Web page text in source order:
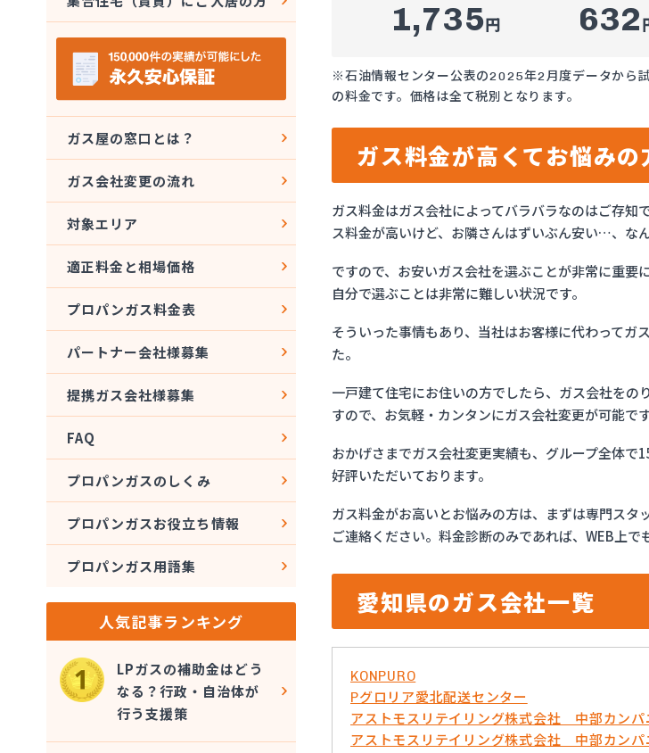
1,735円 632
※石油情報センター公表の2025年2月度データから
の料金です。価格は全て税別となります。
ガス料金が高くてお悩みの
ガス料金はガス会社によってバラバラなのはご存
ス料金が高いけど、お隣さんはずいぶん安い…、な
ですので、お安いガス会社を選ぶことが非常に重
自分で選ぶことは非常に難しい状況です。
そういった事情もあり、当社はお客様に代わって
た。
一戸建て住宅にお住いの方でしたら、ガス会社を
すので、お気軽・カンタンにガス会社変更が可能です
おかげさまでガス会社変更実績も、グループ全体
好評いただいております。
ガス料金がお高いとお悩みの方は、まずは専門ス
ご連絡ください。料金診断のみであれば、WEB上で
愛知県のガス会社一覧
KONPURO
Pグロリア愛北配送センター
アストモスリテイリング株式会社 中部カン
アストモスリテイリング株式会社 中部カン
ガス屋の窓口とは？
ガス会社変更の流れ
対象エリア
適正料金と相場価格
プロパンガス料金表
パートナー会社様募集
提携ガス会社様募集
FAQ
プロパンガスのしくみ
プロパンガスお役立ち情報
プロパンガス用語集
人気記事ランキング
LPガスの補助金はどう
なる？行政・自治体が
行う支援策